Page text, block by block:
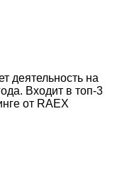
деятельность на
Входит в топ-3
от RAEX